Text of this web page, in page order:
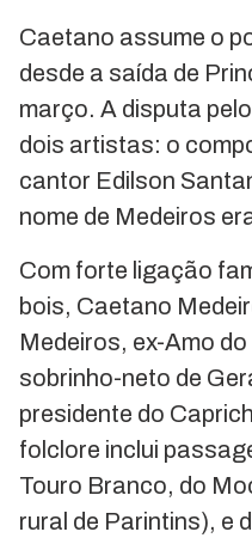
Caetano assume o
desde a saída de
março. A disputa
dois artistas: o
cantor Edilson
nome de Medeiros
Com forte ligação
bois, Caetano
Medeiros, ex-Amo
sobrinho-neto de
presidente do
folclore inclui
Touro Branco, do
rural de Parintins), e